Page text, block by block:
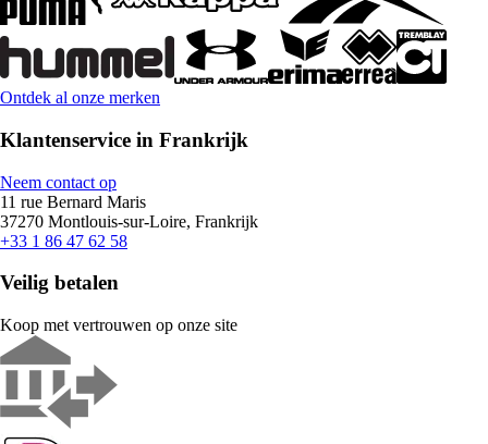
Ontdek al onze merken
Klantenservice in Frankrijk
Neem contact op
11 rue Bernard Maris
37270 Montlouis-sur-Loire, Frankrijk
+33 1 86 47 62 58
Veilig betalen
Koop met vertrouwen op onze site